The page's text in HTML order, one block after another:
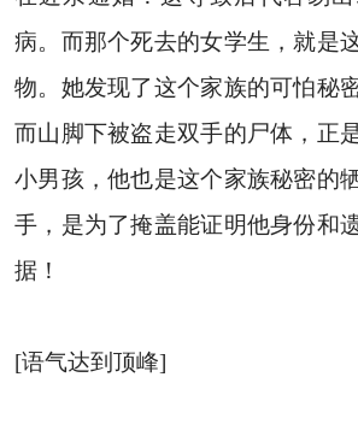
病。而那个死去的女学生，就是
物。她发现了这个家族的可怕秘
而山脚下被盗走双手的尸体，正
小男孩，他也是这个家族秘密的
手，是为了掩盖能证明他身份和
据！
[语气达到顶峰]